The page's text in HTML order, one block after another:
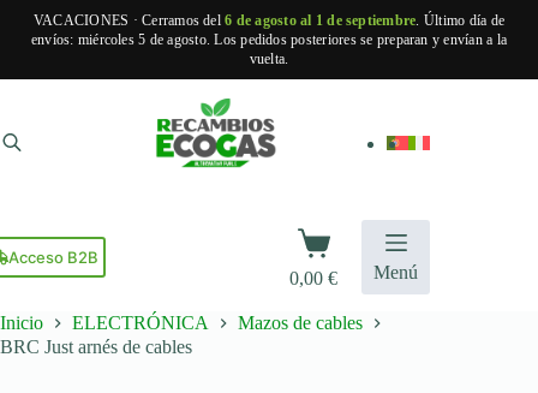
VACACIONES · Cerramos del6 de agosto al 1 de septiembre. Último día de
envíos: miércoles 5 de agosto. Los pedidos posteriores se preparan y envían a la
vuelta.
contenido
Acceso B2B
Carro
de
compra
0,00€ Menú
Inicio ELECTRÓNICA
Mazos de cables
BRC Just arnés de cables